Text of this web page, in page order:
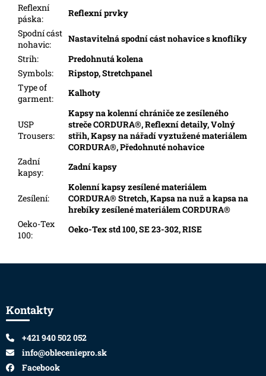
Reflexní
páska:
Reflexní prvky
Spodní cást
nohavic:
Nastavitelná spodní cást nohavice s knoflíky
Strih:
Predohnutá kolena
Symbols:
Ripstop, Stretchpanel
Type of
garment:
Kalhoty
USP
Trousers:
Kapsy na kolenní chrániče ze zesíleného
streče CORDURA®, Reflexní detaily, Volný
střih, Kapsy na nářadí vyztužené materiálem
CORDURA®, Předohnuté nohavice
Zadní
kapsy:
Zadní kapsy
Zesílení:
Kolenní kapsy zesílené materiálem
CORDURA® Stretch, Kapsa na nuž a kapsa na
hrebíky zesílené materiálem CORDURA®
Oeko-Tex
100:
Oeko-Tex std 100, SE 23-302, RISE
Kontakty
+421 940 502 052
info@obleceniepro.sk
Facebook